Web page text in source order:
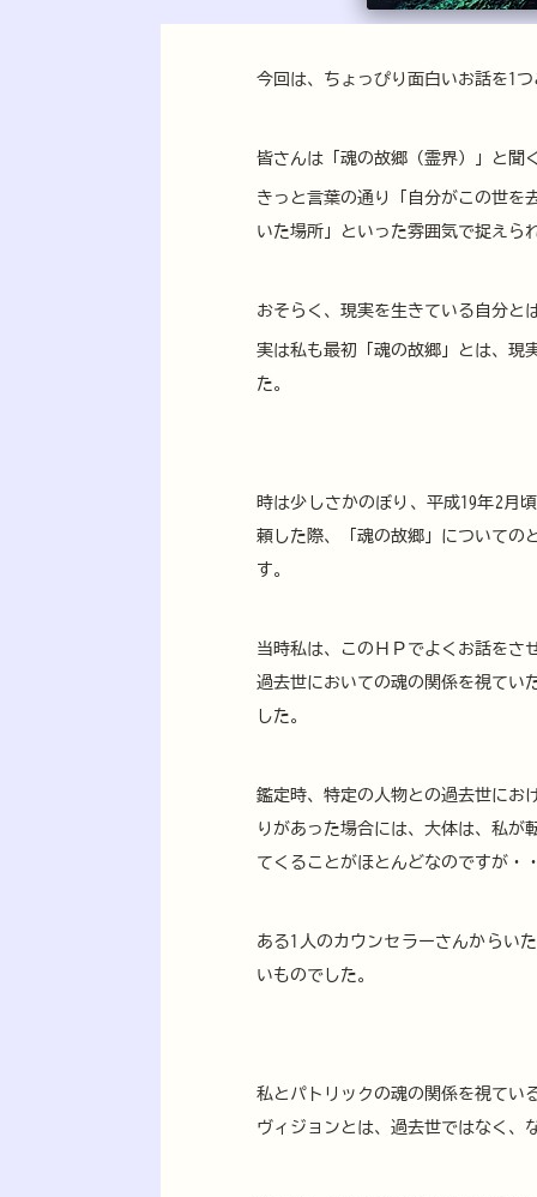
今回は、ちょっぴり面白いお話を1
皆さんは「魂の故郷（霊界）」と聞
きっと言葉の通り「自分がこの世を
いた場所」といった雰囲気で捉えら
おそらく、現実を生きている自分と
実は私も最初「魂の故郷」とは、現
た。
時は少しさかのぼり、平成19年2月
頼した際、「魂の故郷」についての
す。
当時私は、このＨＰでよくお話をさ
過去世においての魂の関係を視てい
した。
鑑定時、特定の人物との過去世にお
りがあった場合には、大体は、私が
てくることがほとんどなのですが・
ある1人のカウンセラーさんからい
いものでした。
私とパトリックの魂の関係を視てい
ヴィジョンとは、過去世ではなく、